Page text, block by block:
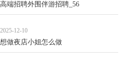
高端招聘外围伴游招聘_56
2025-12-10
想做夜店小姐怎么做